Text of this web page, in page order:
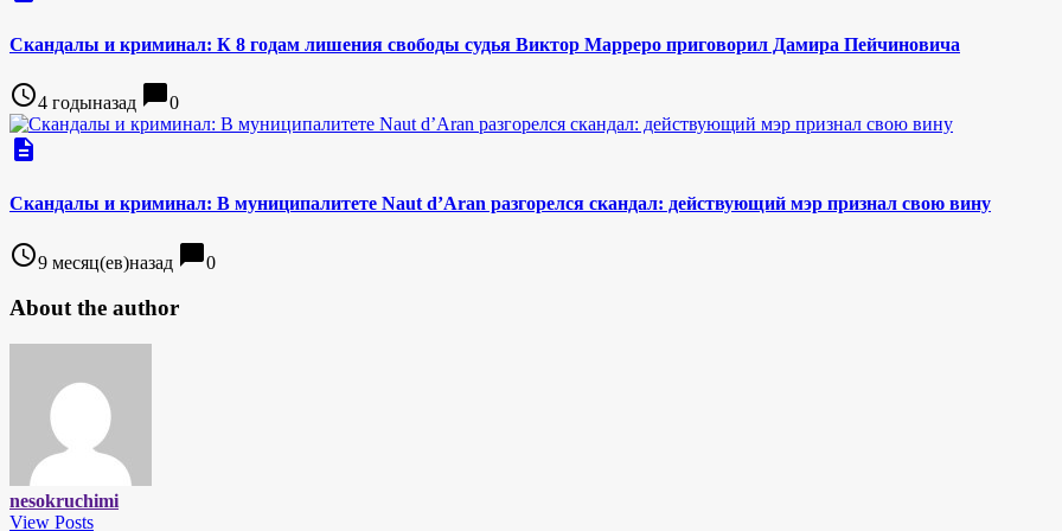
Скандалы и криминал: К 8 годам лишения свободы судья Виктор Марреро приговорил Дамира Пейчиновича
access_time4 годыназад chat_bubble0
description
Скандалы и криминал: В муниципалитете Naut d’Aran разгорелся скандал: действующий мэр признал свою вину
access_time9 месяц(ев)назад chat_bubble0
About the author
nesokruchimi
View Posts